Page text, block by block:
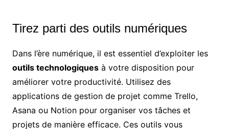
Tirez parti des outils numériques
Dans l’ère numérique, il est essentiel d’exploiter les
outils technologiquesà votre disposition pour
améliorer votre productivité. Utilisez des
applications de gestion de projet comme Trello,
Asana ou Notion pour organiser vos tâches et
projets de manière efficace. Ces outils vous